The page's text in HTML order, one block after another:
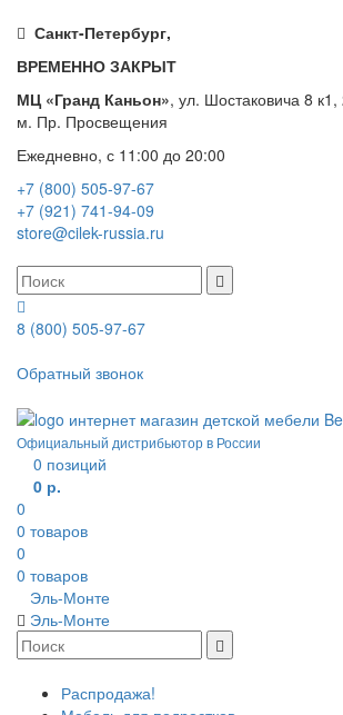
Санкт-Петербург,
ВРЕМЕННО ЗАКРЫТ
МЦ «Гранд Каньон», ул. Шостаковича 8
м. Пр. Просвещения
Ежедневно, с 11:00 до 20:00
+7 (800) 505-97-67
+7 (921) 741-94-09
store@cilek-russia.ru
8 (800) 505-97-67
Обратный звонок
Официальный дистрибьютор в России
0 позиций
0 р.
0
0 товаров
0
0 товаров
Эль-Монте
Эль-Монте
Распродажа!